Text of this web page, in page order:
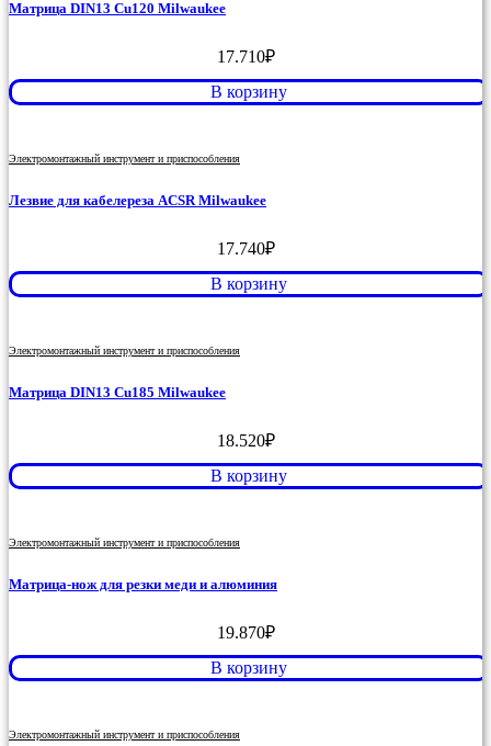
Матрица DIN13 Cu120 Milwaukee
17.710₽
В корзину
Электромонтажный инструмент и приспособления
Лезвие для кабелереза ACSR Milwaukee
17.740₽
В корзину
Электромонтажный инструмент и приспособления
Матрица DIN13 Cu185 Milwaukee
18.520₽
В корзину
Электромонтажный инструмент и приспособления
Матрица-нож для резки меди и алюминия
19.870₽
В корзину
Электромонтажный инструмент и приспособления